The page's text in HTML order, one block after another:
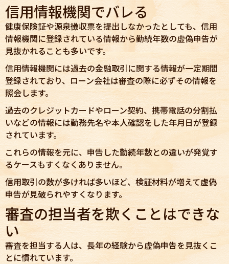
信用情報機関でバレる
健康保険証や源泉徴収票を提出しなかったとしても、信用
情報機関に登録されている情報から勤続年数の虚偽申告が
見抜かれることも多いです。
信用情報機関には過去の金融取引に関する情報が一定期間
登録されており、ローン会社は審査の際に必ずその情報を
照会します。
過去のクレジットカードやローン契約、携帯電話の分割払
いなどの情報には勤務先名や本人確認をした年月日が登録
されています。
これらの情報を元に、申告した勤続年数との違いが発覚す
るケースもすくなくありません。
信用取引の数が多ければ多いほど、検証材料が増えて虚偽
申告が見破られやすくなります。
審査の担当者を欺くことはできな
い
審査を担当する人は、長年の経験から虚偽申告を見抜くこ
とに慣れています。